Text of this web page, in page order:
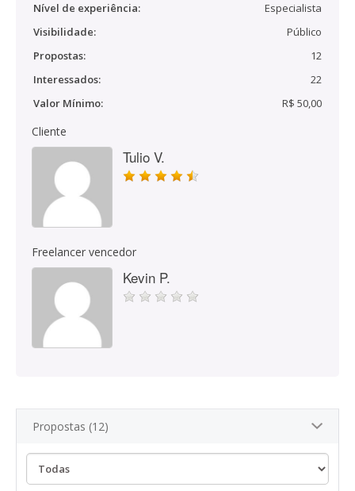
Nível de experiência:
Especialista
Visibilidade:
Público
Propostas:
12
Interessados:
22
Valor Mínimo:
R$ 50,00
Cliente
Tulio V.
Freelancer vencedor
Kevin P.
Propostas (12)